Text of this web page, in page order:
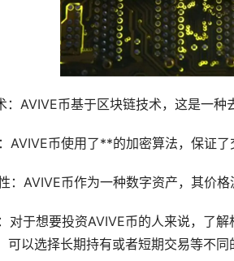
：AVIVE币基于区块链技术，这是一
AVIVE币使用了**的加密算法，保证了
：AVIVE币作为一种数字资产，其价
对于想要投资AVIVE币的人来说，了
可以选择长期持有或者短期交易等不同